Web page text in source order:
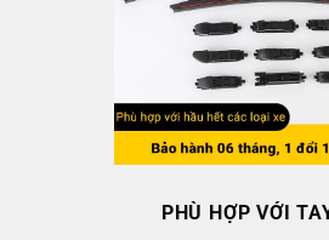
PHÙ HỢP VỚI